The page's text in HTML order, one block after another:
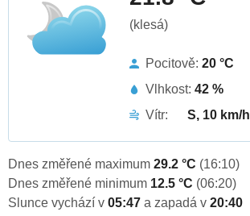
(klesá)
Pocitově: 20 °C
Vlhkost: 42 %
Vítr:
S, 10 km/h
Dnes změřené maximum 29.2 °C (16:10)
Dnes změřené minimum 12.5 °C (06:20)
Slunce vychází v 05:47 a zapadá v 20:40